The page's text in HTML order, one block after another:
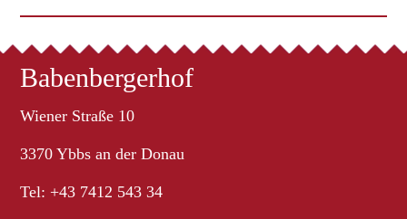
Babenbergerhof
Wiener Straße 10
3370 Ybbs an der Donau
Tel: +43 7412 543 34